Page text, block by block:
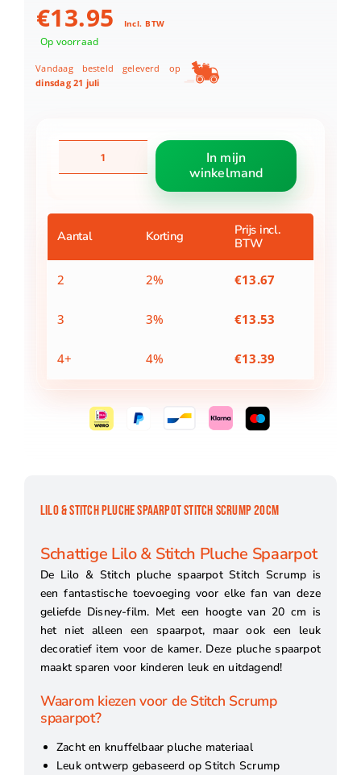
€13.95 Incl. BTW
Op voorraad
Vandaag besteld geleverd op
dinsdag 21 juli
&
spaarpot
20cm
In mijn
winkelmand
Aantal Korting
Prijs incl.
BTW
2 2% €13.67
3 3% €13.53
4+ 4% €13.39
LILO & STITCH PLUCHE SPAARPOT STITCH SCRUMP 20CM
Schattige Lilo & Stitch Pluche Spaarpot
De Lilo & Stitch pluche spaarpot Stitch Scrump is
een fantastische toevoeging voor elke fan van deze
geliefde Disney-film. Met een hoogte van 20 cm is
het niet alleen een spaarpot, maar ook een leuk
decoratief item voor de kamer. Deze pluche spaarpot
maakt sparen voor kinderen leuk en uitdagend!
Waarom kiezen voor de Stitch Scrump
spaarpot?
Zacht en knuffelbaar pluche materiaal
Leuk ontwerp gebaseerd op Stitch Scrump